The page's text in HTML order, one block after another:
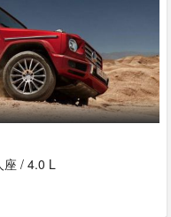
座 / 4.0 L